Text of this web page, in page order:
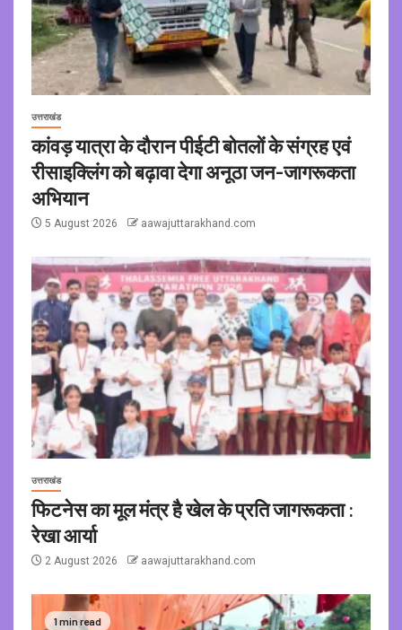
उत्तराखंड
कांवड़ यात्रा के दौरान पीईटी बोतलों के संग्रह एवं
रीसाइक्लिंग को बढ़ावा देगा अनूठा जन-जागरूकता
अभियान
5 August 2026 aawajuttarakhand.com
उत्तराखंड
फिटनेस का मूल मंत्र है खेल के प्रति जागरूकता :
रेखा आर्या
2 August 2026 aawajuttarakhand.com
1 min read